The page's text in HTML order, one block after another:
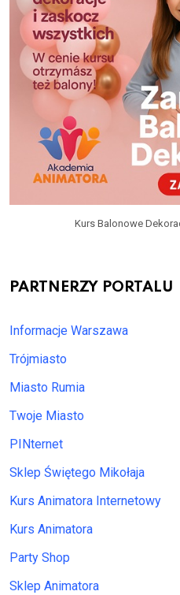
Kurs Balonowe
PARTNERZY PORTALU
Informacje Warszawa
Trójmiasto
Miasto Rumia
Twoje Miasto
PINternet
Sklep Świętego Mikołaja
Kurs Animatora Internetowy
Kurs Animatora
Party Shop
Sklep Animatora